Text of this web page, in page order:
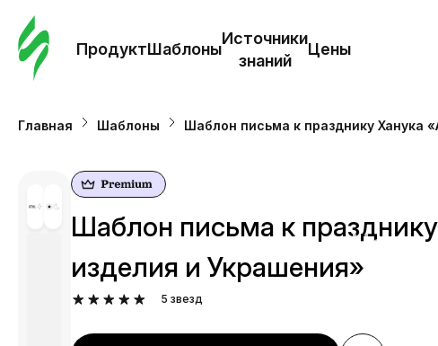
ПродуктШаблоны
Источники
знаний
Цены
Цены
Главная Шаблоны Шаблон письма к празднику Ханука
Шаблон письма к
изделия и Украшения»
5 звезд